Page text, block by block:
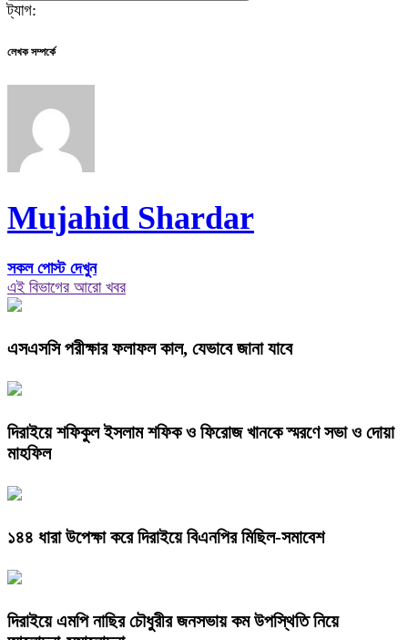
ট্যাগ:
লেখক সম্পর্কে
Mujahid Shardar
সকল পোস্ট দেখুন
এই বিভাগের আরো খবর
এসএসসি পরীক্ষার ফলাফল কাল, যেভাবে জানা যাবে
দিরাইয়ে শফিকুল ইসলাম শফিক ও ফিরোজ খানকে স্মরণে সভা ও দোয়া
মাহফিল
১৪৪ ধারা উপেক্ষা করে দিরাইয়ে বিএনপির মিছিল-সমাবেশ
দিরাইয়ে এমপি নাছির চৌধুরীর জনসভায় কম উপস্থিতি নিয়ে